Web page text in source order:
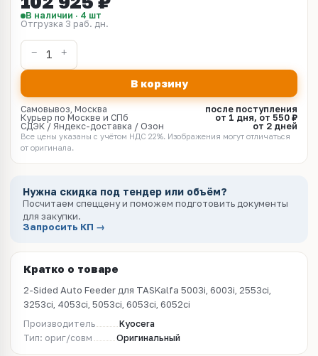
В наличии · 4 шт
Отгрузка 3 раб. дн.
В корзину
Самовывоз, Москва
после поступления
Курьер по Москве и СПб
от 1 дня, от 550 ₽
СДЭК / Яндекс-доставка / Озон
от 2 дней
Все цены указаны с учётом НДС 22%. Изображения могут отличаться
от оригинала.
Нужна скидка под тендер или объём?
Посчитаем спеццену и поможем подготовить документы
для закупки.
Запросить КП →
Кратко о товаре
2-Sided Auto Feeder для TASKalfa 5003i, 6003i, 2553ci,
3253ci, 4053ci, 5053ci, 6053ci, 6052ci
Производитель
Kyocera
Тип: ориг/совм
Оригинальный